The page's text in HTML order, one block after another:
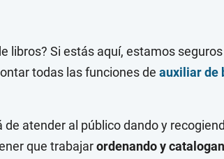
libros? Si estás aquí, estamos
todas las funciones de auxiliar de
atender al público dando y
que trabajarordenando y